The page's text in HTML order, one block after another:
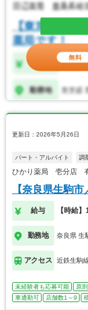
更新日：2026年5月26日
パート・アルバイト 調
ひかり薬局 壱分店 有
【奈良県生駒
給与 【時給
勤務地 奈良県 生
アクセス 近鉄生駒
未経験者も応募可能 原
車通勤可
店舗数1～9